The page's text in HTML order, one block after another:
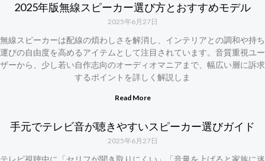
2025年版無線スピーカー選び方とおすすめモデル
2025年6月27日
無線スピーカーは配線の煩わしさを解消し、インテリアとの調和や持ち
運びの自由度を高めるアイテムとして注目されています。音質重視ユー
ザーから、少し若い自作志向のオーディオマニアまで、幅広い層に訴求
するポイントを詳しく解説しま
Read More
手元でテレビ音が聴きやすいスピーカー選びガイド
2025年6月27日